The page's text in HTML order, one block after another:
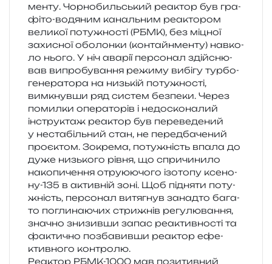
мен­ту. Чорнобильський реактор був гра­
фі­то-водя­ним каналь­ним реакто­ром
вели­кої поту­жно­сті (РБМК), без міцної
захи­сної обо­лон­ки (кон­тайн­мен­ту) нав­ко­
ло нього. У ніч ава­рії пер­со­нал здій­сню­
вав випро­бу­ва­н­ня режи­му вибі­гу тур­бо­
ге­не­ра­то­ра на низь­кій поту­жно­сті,
вимкнув­ши ряд систем без­пе­ки. Через
помил­ки опе­ра­то­рів і недо­ско­на­лий
інстру­ктаж реактор був пере­ве­де­ний
у неста­біль­ний стан, не перед­ба­че­ний
про­є­ктом. Зокрема, поту­жність впала до
дуже низь­ко­го рівня, що спри­чи­ни­ло
нако­пи­че­н­ня отру­ю­ю­чо­го ізо­то­пу ксе­но­
ну-135 в актив­ній зоні. Щоб під­ня­ти поту­
жність, пер­со­нал витя­гнув занад­то бага­
то погли­на­ю­чих стри­жнів регу­лю­ва­н­ня,
зна­чно зни­зив­ши запас реактив­но­сті та
факти­чно позба­вив­ши реактор ефе­
ктив­но­го контролю.
Реактор РБМК-1000 мав пози­тив­ний